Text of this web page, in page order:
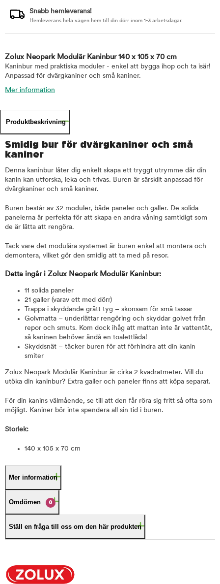
Snabb hemleverans!
Hemleverans hela vägen hem till din dörr inom 1-3 arbetsdagar.
Zolux Neopark Modulär Kaninbur 140 x 105 x 70 cm
Kaninbur med praktiska moduler - enkel att bygga ihop och ta isär!
Anpassad för dvärgkaniner och små kaniner.
Mer information
Produktbeskrivning
Smidig bur för dvärgkaniner och små
kaniner
Denna kaninbur låter dig enkelt skapa ett tryggt utrymme där din
kanin kan utforska, leka och trivas. Buren är särskilt anpassad för
dvärgkaniner och små kaniner.
Buren består av 32 moduler, både paneler och galler. De solida
panelerna är perfekta för att skapa en andra våning samtidigt som
de är lätta att rengöra.
Tack vare det modulära systemet är buren enkel att montera och
demontera, vilket gör den smidig att ta med på resor.
Detta ingår i Zolux Neopark Modulär Kaninbur:
11 solida paneler
21 galler (varav ett med dörr)
Trappa i skyddande grått tyg – skonsam för små tassar
Golvmatta – underlättar rengöring och skyddar golvet från
repor och smuts. Kom dock ihåg att mattan inte är vattentät,
så kaninen behöver ändå en toalettlåda!
Skyddsnät – täcker buren för att förhindra att din kanin
smiter
Zolux Neopark Modulär Kaninbur är cirka 2 kvadratmeter. Vill du
utöka din kaninbur? Extra galler och paneler finns att köpa separat.
För din kanins välmående, se till att den får röra sig fritt så ofta som
möjligt. Kaniner bör inte spendera all sin tid i buren.
Storlek:
140 x 105 x 70 cm
Mer information
Omdömen 0
Ställ en fråga till oss om den här produkten